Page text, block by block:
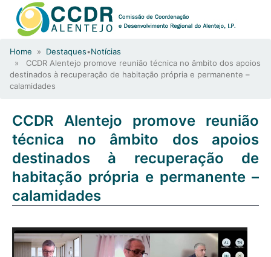
Home » Destaques•Notícias
» CCDR Alentejo promove reunião técnica no âmbito dos apoios
destinados à recuperação de habitação própria e permanente –
calamidades
CCDR Alentejo promove reunião
técnica no âmbito dos apoios
destinados à recuperação de
habitação própria e permanente –
calamidades